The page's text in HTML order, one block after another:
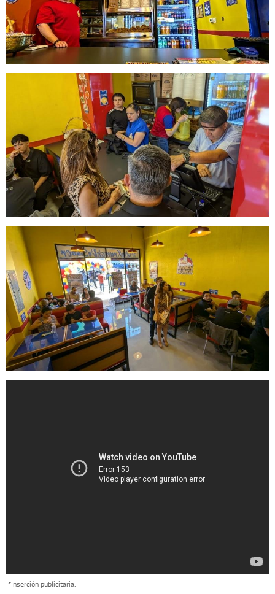
*Inserción publicitaria.